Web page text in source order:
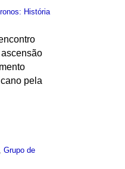
História
pela
,Grupo de